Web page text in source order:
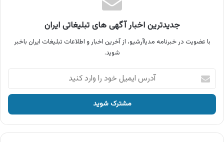
جدیدترین اخبار آگهی های تبلیغاتی ایران
با عضویت در خبرنامه مدیاآرشیو، از آخرین اخبار و اطلاعات تبلیغات ایران باخبر
شوید.
آدرس
ایمیل
خود
وارد
کنید